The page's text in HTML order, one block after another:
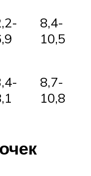
8,4-
10,5
8,7-
10,8